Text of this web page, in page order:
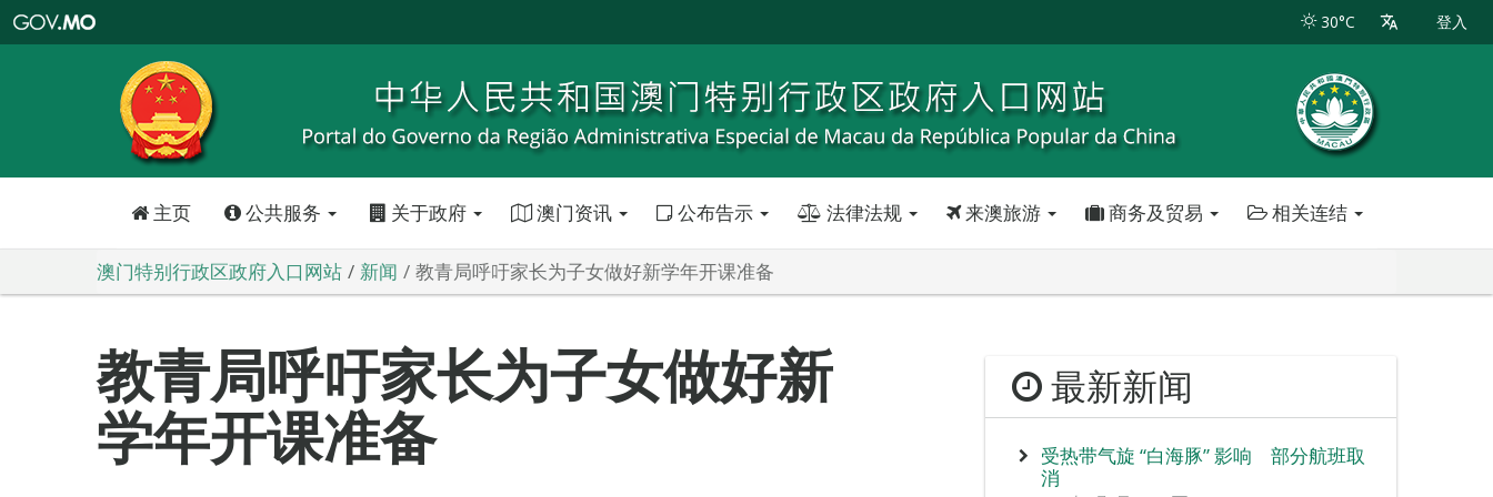
特
政
区
政
口
30°C 登入
主页 公共服务 关于政府 澳门资讯 公布告示 法律法规 来澳旅游 商务及贸易 相关连结
澳门特别行政区政府入口网站 新闻 教青局呼吁家长为子女做好新学年开课准备
教青局呼吁家长为子女做好新
学年开课准备
最新新闻
受热带气旋 “白海豚” 影响 部分航班取
消